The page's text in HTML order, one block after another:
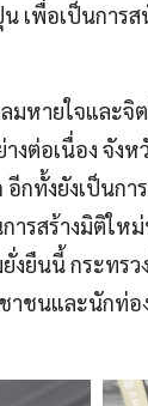
เพื่อเป็นกา
มหายใจและ
ต่อเนื่อง จัง
กทั้งยังเป็นก
รสร้างมิติให
ยืนนี้ กระทร
าชนและนักท่